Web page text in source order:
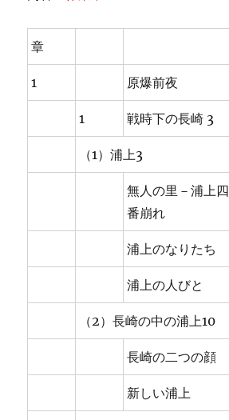
章
1 原爆前夜
1 戦時下の長崎 3
（1）浦上3
無人の里－浦上四
番崩れ
浦上のなりたち
浦上の人びと
（2）長崎の中の浦上10
長崎の二つの顔
新しい浦上